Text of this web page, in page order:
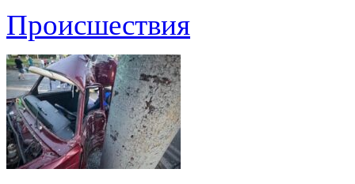
Происшествия